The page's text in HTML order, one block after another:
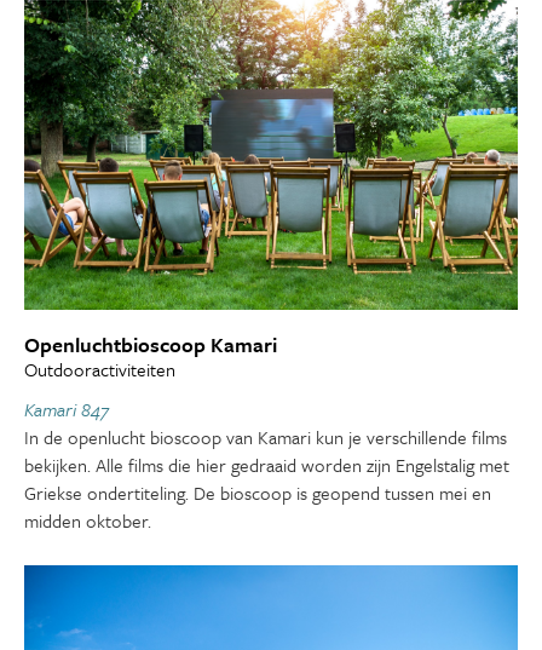
Openluchtbioscoop Kamari
Outdooractiviteiten
Kamari 847
In de openlucht bioscoop van Kamari kun je verschillende films
bekijken. Alle films die hier gedraaid worden zijn Engelstalig met
Griekse ondertiteling. De bioscoop is geopend tussen mei en
midden oktober.